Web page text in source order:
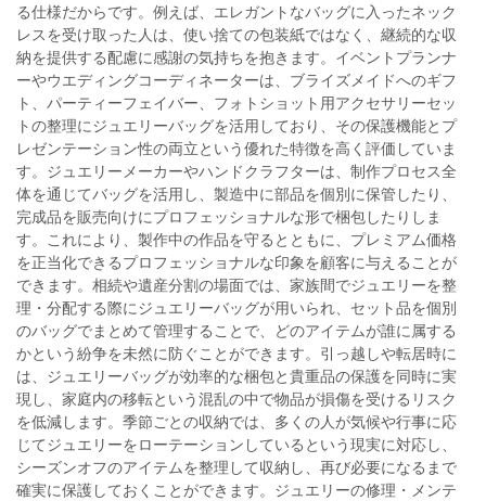
る仕様だからです。例えば、エレガントなバッグに入ったネック
レスを受け取った人は、使い捨ての包装紙ではなく、継続的な収
納を提供する配慮に感謝の気持ちを抱きます。イベントプランナ
ーやウエディングコーディネーターは、ブライズメイドへのギフ
ト、パーティーフェイバー、フォトショット用アクセサリーセッ
トの整理にジュエリーバッグを活用しており、その保護機能とプ
レゼンテーション性の両立という優れた特徴を高く評価していま
す。ジュエリーメーカーやハンドクラフターは、制作プロセス全
体を通じてバッグを活用し、製造中に部品を個別に保管したり、
完成品を販売向けにプロフェッショナルな形で梱包したりしま
す。これにより、製作中の作品を守るとともに、プレミアム価格
を正当化できるプロフェッショナルな印象を顧客に与えることが
できます。相続や遺産分割の場面では、家族間でジュエリーを整
理・分配する際にジュエリーバッグが用いられ、セット品を個別
のバッグでまとめて管理することで、どのアイテムが誰に属する
かという紛争を未然に防ぐことができます。引っ越しや転居時に
は、ジュエリーバッグが効率的な梱包と貴重品の保護を同時に実
現し、家庭内の移転という混乱の中で物品が損傷を受けるリスク
を低減します。季節ごとの収納では、多くの人が気候や行事に応
じてジュエリーをローテーションしているという現実に対応し、
シーズンオフのアイテムを整理して収納し、再び必要になるまで
確実に保護しておくことができます。ジュエリーの修理・メンテ